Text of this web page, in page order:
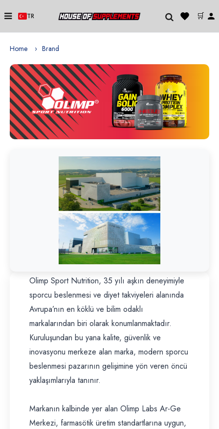
TR 🛒
Home Brand
Olimp Sport Nutrition, 35 yılı aşkın deneyimiyle
sporcu beslenmesi ve diyet takviyeleri alanında
Avrupa’nın en köklü ve bilim odaklı
markalarından biri olarak konumlanmaktadır.
Kuruluşundan bu yana kalite, güvenlik ve
inovasyonu merkeze alan marka, modern sporcu
beslenmesi pazarının gelişimine yön veren öncü
yaklaşımlarıyla tanınır.
Markanın kalbinde yer alan Olimp Labs Ar-Ge
Merkezi, farmasötik üretim standartlarına uygun,